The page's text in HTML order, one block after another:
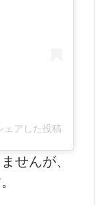
ェアした投稿
せんが、